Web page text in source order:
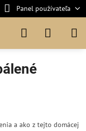
Panel používateľa
a ako z tejto domácej